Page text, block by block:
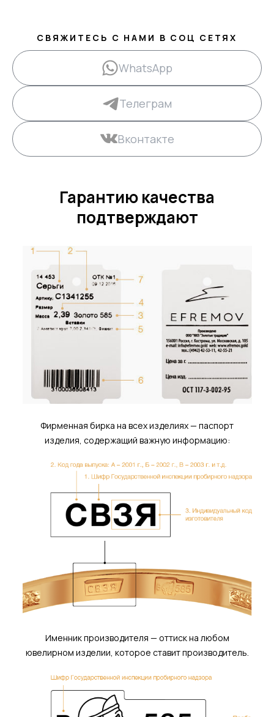
СВЯЖИТЕСЬ С НАМИ В СОЦ СЕТЯХ
WhatsApp
Телеграм
Вконтакте
Гарантию качества
подтверждают
Фирменная бирка на всех изделиях — паспорт
изделия, содержащий важную информацию:
Именник производителя — оттиск на любом
ювелирном изделии, которое ставит производитель.